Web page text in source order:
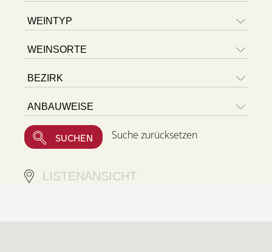
Suche zurücksetzen